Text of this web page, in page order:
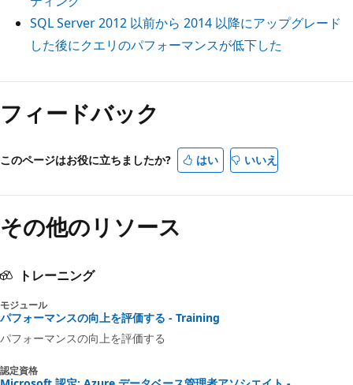
SQL Server 2012 以前から 2014 以降にアップグレード
した後にクエリのパフォーマンスが低下した
フィードバック
このページはお役に立ちましたか? はい いいえ
その他のリソース
トレーニング
モジュール
パフォーマンスの向上を評価する - Training
パフォーマンスの向上を評価する
認定資格